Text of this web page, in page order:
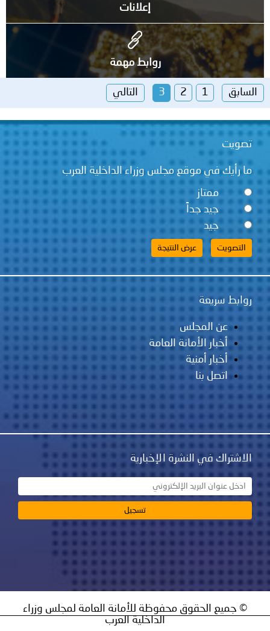
إعلانات
روابط مهمة
السابق 1
2
3 التالي
تصويت
ما رأيك في موقع مجلس وزراء الداخلية العرب
ممتاز
جيد جداً
جيد
روابط سريعة
عن المجلس
أخبار الأمانة العامة
أخبار أمنية
اتصل بنا
الاشتراك في النشرة الإخبارية
© جميع الحقوق محفوظة للأمانة العامة لمجلس وزراء
الداخلية العرب